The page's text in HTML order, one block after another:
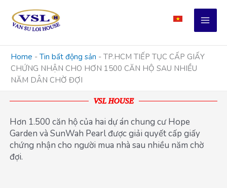
content
Home - Tin bất động sản - TP.HCM TIẾP TỤC CẤP GIẤY
CHỨNG NHẬN CHO HƠN 1500 CĂN HỘ SAU NHIỀU
NĂM DÂN CHỜ ĐỢI
VSL HOUSE
Hơn 1.500 căn hộ của hai dự án chung cư Hope
Garden và SunWah Pearl được giải quyết cấp giấy
chứng nhận cho người mua nhà sau nhiều năm chờ
đợi.